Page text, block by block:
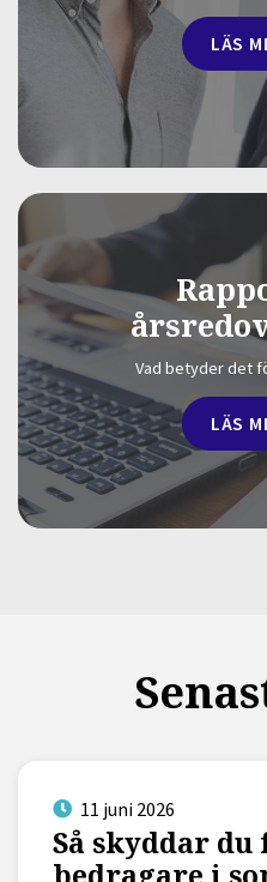
LÄS
Vad betyder det
LÄS
11 juni 2026
Så skyddar